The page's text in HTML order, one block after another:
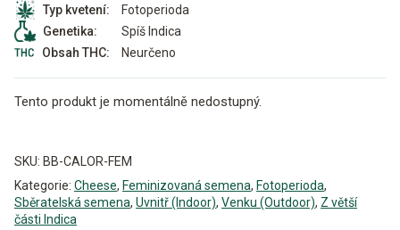
Typ kvetení:
Fotoperioda
Genetika:
Spíš Indica
Obsah THC:
Neurčeno
Tento produkt je momentálně nedostupný.
SKU: BB-CALOR-FEM
Kategorie: Cheese, Feminizovaná semena, Fotoperioda,
Sběratelská semena, Uvnitř (Indoor), Venku (Outdoor), Z větší
části Indica